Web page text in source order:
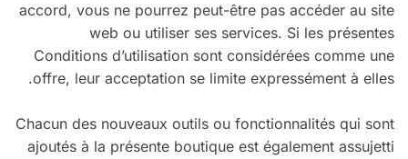
accord, vous ne pourrez peut-être pas accéder au site
web ou utiliser ses services. Si les présentes
Conditions d’utilisation sont considérées comme une
offre, leur acceptation se limite expressément à elles.
Chacun des nouveaux outils ou fonctionnalités qui sont
ajoutés à la présente boutique est également assujetti